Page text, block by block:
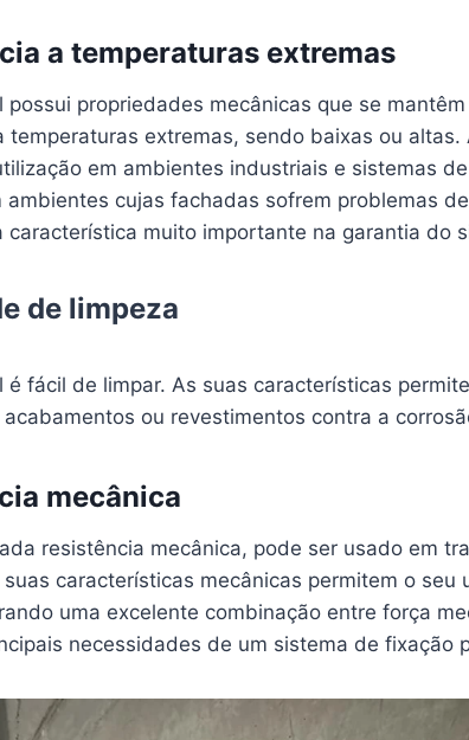
a temperaturas extremas
possui propriedades mecânicas que se
temperaturas extremas, sendo baixas ou altas.
em ambientes industriais e sistemas
ambientes cujas fachadas sofrem problemas
característica muito importante na garantia do
de limpeza
é fácil de limpar. As suas características
ou revestimentos contra a
mecânica
resistência mecânica, pode ser usado em
características mecânicas permitem o seu
uma excelente combinação entre força
necessidades de um sistema de fixação